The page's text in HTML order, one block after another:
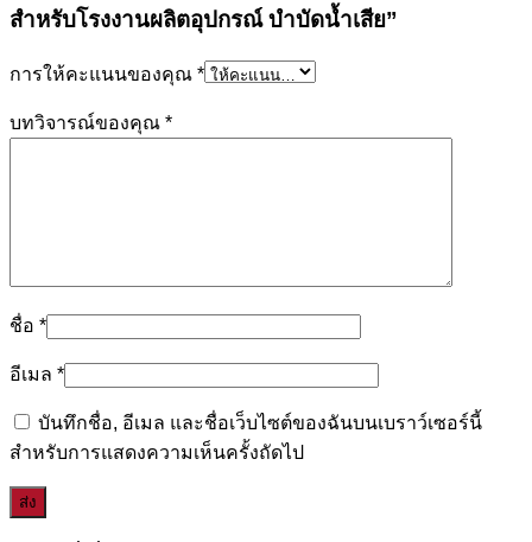
สำหรับโรงงานผลิตอุปกรณ์ บำบัดน้ำเสีย”
การให้คะแนนของคุณ *
บทวิจารณ์ของคุณ *
ชื่อ *
อีเมล *
บันทึกชื่อ, อีเมล และชื่อเว็บไซต์ของฉันบนเบราว์เซอร์นี้
สำหรับการแสดงความเห็นครั้งถัดไป